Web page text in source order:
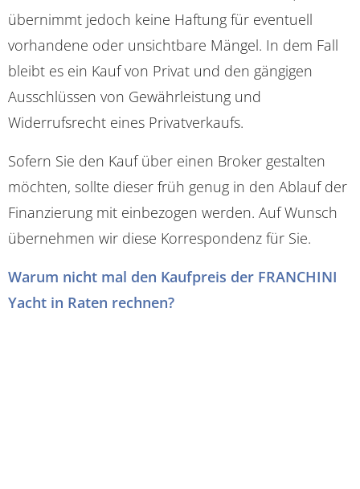
übernimmt jedoch keine Haftung für eventuell
vorhandene oder unsichtbare Mängel. In dem Fall
bleibt es ein Kauf von Privat und den gängigen
Ausschlüssen von Gewährleistung und
Widerrufsrecht eines Privatverkaufs.
Sofern Sie den Kauf über einen Broker gestalten
möchten, sollte dieser früh genug in den Ablauf der
Finanzierung mit einbezogen werden. Auf Wunsch
übernehmen wir diese Korrespondenz für Sie.
Warum nicht mal den Kaufpreis der FRANCHINI
Yacht in Raten rechnen?